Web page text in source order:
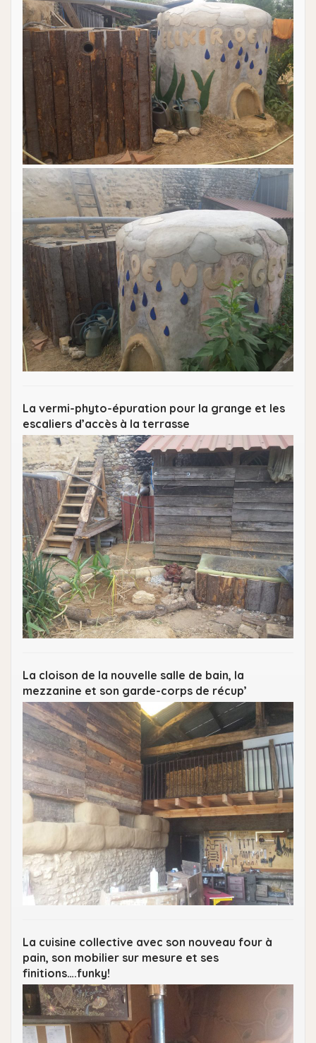
La vermi-phyto-épuration pour la grange et les
escaliers d’accès à la terrasse
La cloison de la nouvelle salle de bain, la
mezzanine et son garde-corps de récup’
La cuisine collective avec son nouveau four à
pain, son mobilier sur mesure et ses
finitions….funky!